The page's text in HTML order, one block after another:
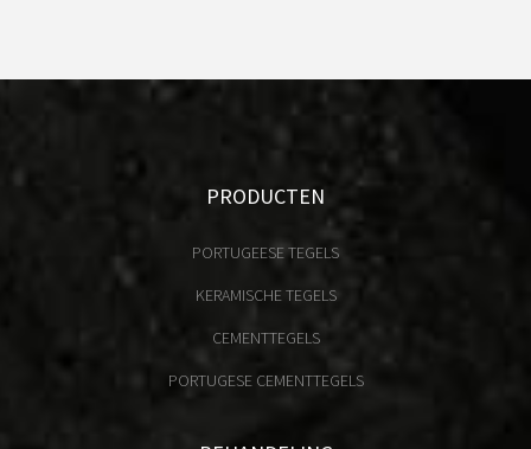
PRODUCTEN
PORTUGEESE TEGELS
KERAMISCHE TEGELS
CEMENTTEGELS
PORTUGESE CEMENTTEGELS